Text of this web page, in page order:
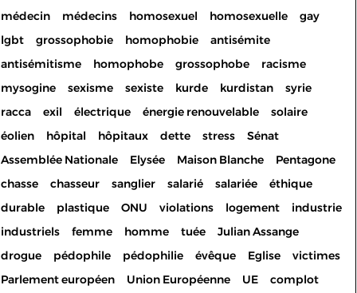
médecin
médecins homosexuel homosexuelle
gay
lgbt
grossophobie homophobie
antisémite
antisémitisme
homophobe grossophobe
racisme
mysogine
sexisme sexiste kurde kurdistan
syrie
racca
exil électrique énergie renouvelable
solaire
éolien
hôpital hôpitaux dette stress
Sénat
Assemblée Nationale
Elysée Maison Blanche
Pentagone
chasse
chasseur sanglier salarié salariée
éthique
durable
plastique ONU violations logement
industrie
industriels
femme homme tuée
Julian Assange
drogue
pédophile pédophilie évêque Eglise
victimes
Parlement européen
Union Européenne UE
complot